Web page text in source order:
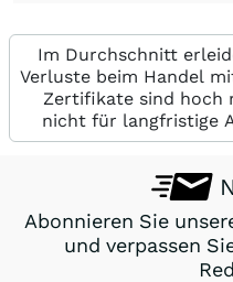
Im Durchschnitt
Verluste beim Handel
Zertifikate sind hoch
nicht für langfristige
Abonnieren Sie
und verpassen